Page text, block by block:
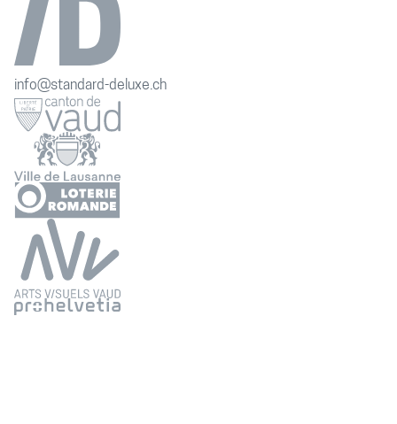
info@standard-deluxe.ch